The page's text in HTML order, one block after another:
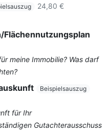
24,80 €
Flächennutzungsplan
meine Immobilie? Was darf
Beispielsauszug
für Ihr
Gutachterausschuss